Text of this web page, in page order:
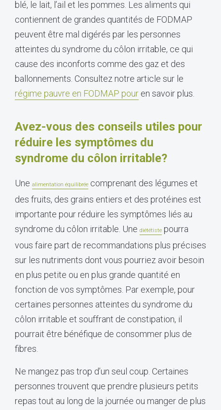
blé, le lait, l’ail et les pommes. Les aliments qui
contiennent de grandes quantités de FODMAP
peuvent être mal digérés par les personnes
atteintes du syndrome du côlon irritable, ce qui
cause des inconforts comme des gaz et des
ballonnements. Consultez notre article sur le
régime pauvre en FODMAP pour en savoir plus.
Avez-vous des conseils utiles pour
réduire les symptômes du
syndrome du côlon irritable?
Une alimentation équilibrée comprenant des légumes et
des fruits, des grains entiers et des protéines est
importante pour réduire les symptômes liés au
syndrome du côlon irritable. Une diététiste pourra
vous faire part de recommandations plus précises
sur les nutriments dont vous pourriez avoir besoin
en plus petite ou en plus grande quantité en
fonction de vos symptômes. Par exemple, pour
certaines personnes atteintes du syndrome du
côlon irritable et souffrant de constipation, il
pourrait être bénéfique de consommer plus de
fibres.
Ne mangez pas trop d’un seul coup. Certaines
personnes trouvent que prendre plusieurs petits
repas tout au long de la journée ou manger de plus